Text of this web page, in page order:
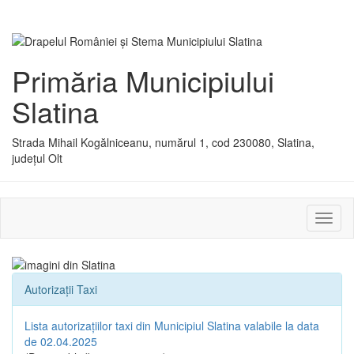
Primăria Municipiului
Slatina
Strada Mihail Kogălniceanu, numărul 1, cod 230080, Slatina,
județul Olt
sau
Autorizații Taxi
Lista autorizațiilor taxi din Municipiul Slatina valabile la data
de 02.04.2025